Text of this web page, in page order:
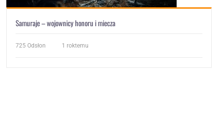
Samuraje – wojownicy honoru i miecza
725 Odsłon 1 roktemu